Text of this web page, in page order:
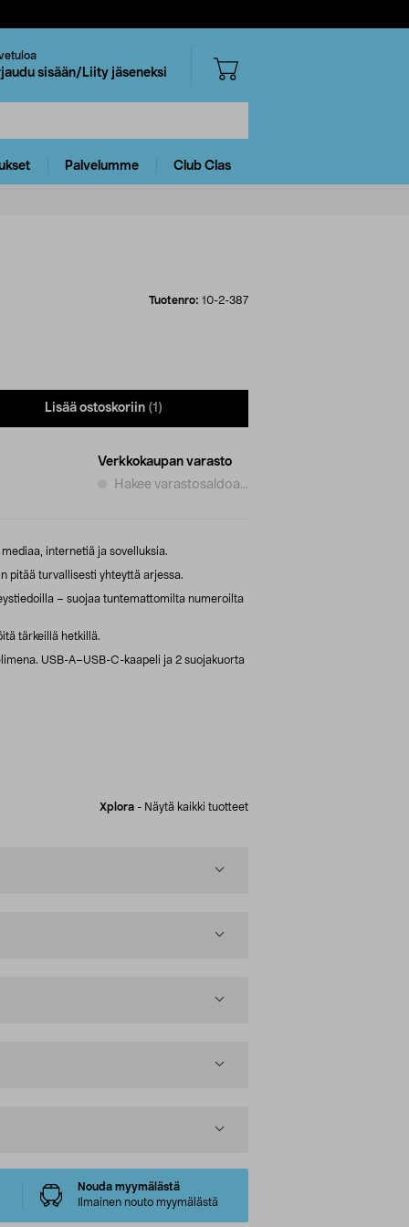
sisään/Liity jäseneksi
Palvelumme Club Clas
Tuotenro: 10-2-387
Lisää ostoskoriin (1)
Verkkokaupan varasto
Hakee varastosaldoa...
internetiä ja sovelluksia.
pitää turvallisesti yhteyttä arjessa.
– suojaa tuntemattomilta numeroilta
tärkeillä hetkillä.
USB-A–USB-C-kaapeli ja 2 suojakuorta
Xplora - Näytä kaikki tuotteet
Nouda myymälästä
Ilmainen nouto myymälästä